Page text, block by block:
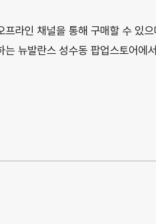
프라인 채널을 통해 구매할 수 있
는 뉴발란스 성수동 팝업스토어에